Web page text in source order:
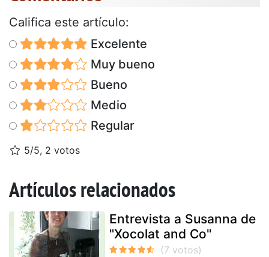
Califica este artículo:
Excelente
Muy bueno
Bueno
Medio
Regular
5/5, 2 votos
Artículos relacionados
Entrevista a Susanna de
"Xocolat and Co"